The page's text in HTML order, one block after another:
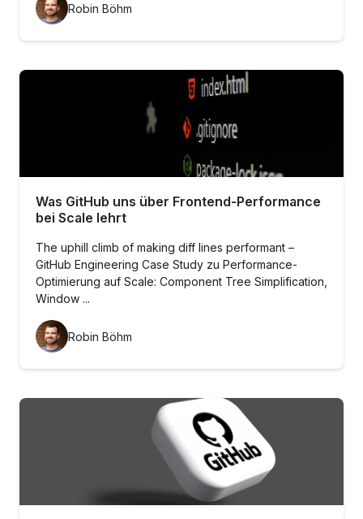
Robin Böhm
Was GitHub uns über Frontend-Performance
bei Scale lehrt
The uphill climb of making diff lines performant –
GitHub Engineering Case Study zu Performance-
Optimierung auf Scale: Component Tree Simplification,
Window ...
Robin Böhm